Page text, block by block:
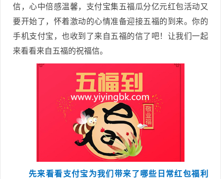
信，心中倍感温馨，支付宝集五福瓜分亿元红包活动又
要开始了，怀着激动的心情准备迎接五福的到来。你的
手机支付宝，也收到了来自五福的信了吧！让我们一起
来看看来自五福的祝福信。
先来看看支付宝为我们带来了哪些日常红包福利